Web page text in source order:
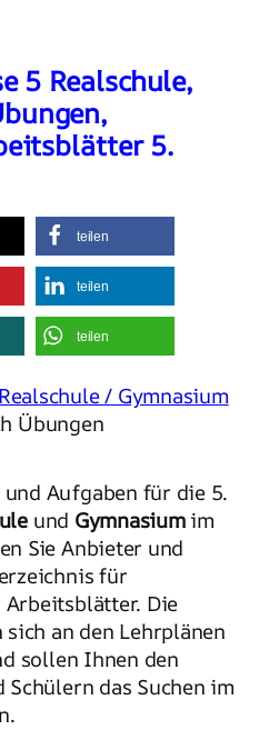
5 Realschule,
5.
teilen
teilen
teilen
Realschule / Gymnasium
Übungen
Aufgaben für die 5.
und Gymnasiumim
Sie Anbieter und
für
Die
an den Lehrplänen
sollen Ihnen den
das Suchen im